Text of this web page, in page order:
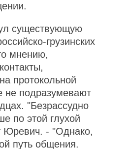
существующую
грузинских
мнению,
протокольной
не подразумевают
"Безрассудно
по этой глухой
Юревич. - "Однако,
путь общения.